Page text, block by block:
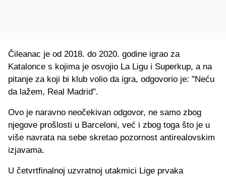
Čileanac je od 2018. do 2020. godine igrao za
Katalonce s kojima je osvojio La Ligu i Superkup, a na
pitanje za koji bi klub volio da igra, odgovorio je: "Neću
da lažem, Real Madrid".
Ovo je naravno neočekivan odgovor, ne samo zbog
njegove prošlosti u Barceloni, već i zbog toga što je u
više navrata na sebe skretao pozornost antirealovskim
izjavama.
U četvrtfinalnoj uzvratnoj utakmici Lige prvaka